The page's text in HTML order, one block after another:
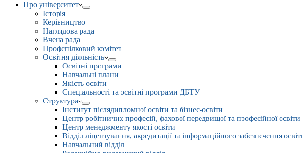
Про університет
Історія
Керівництво
Наглядова рада
Вчена рада
Профспілковий комітет
Освітня діяльність
Освітні програми
Навчальні плани
Якість освіти
Спеціальності та освітні програми ДБТУ
Структура
Інститут післядипломної освіти та бізнес-освіти
Центр робітничих професій, фахової передвищої та професійної освіти
Центр менеджменту якості освіти
Відділ ліцензування, акредитації та інформаційного забезпечення
Навчальний відділ